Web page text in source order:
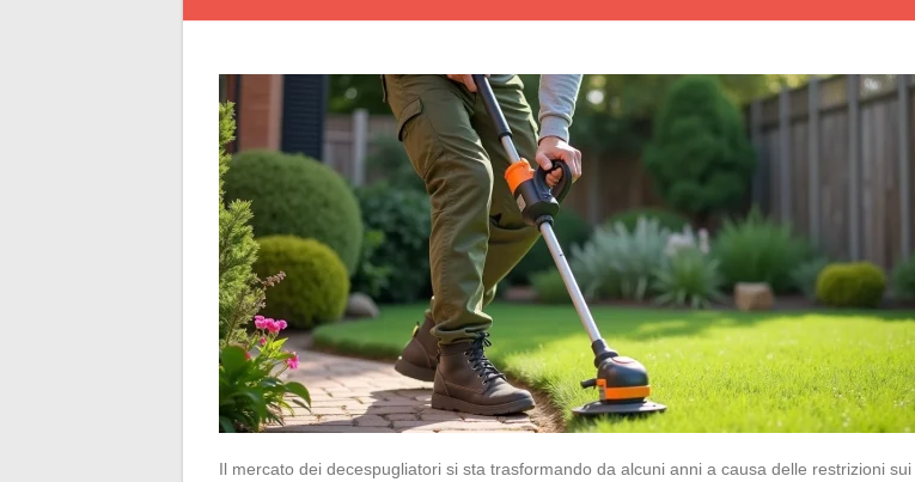
Il mercato dei decespugliatori si sta trasformando da alcuni anni a causa delle restrizioni